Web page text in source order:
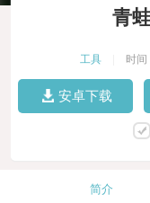
青
工具 时
安卓下载
简介